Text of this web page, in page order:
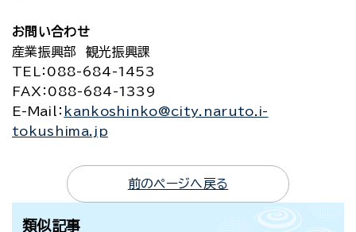
お問い合わせ
産業振興部 観光振興課
TEL
：088-684-1453
FAX ：088-684-1339
E-Mail
： kankoshinko@city.naruto.i-
tokushima.jp
前のページへ戻る
類似記事